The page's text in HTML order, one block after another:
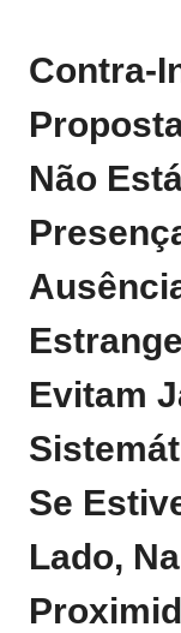
Não
Evitam
Se
Lado,